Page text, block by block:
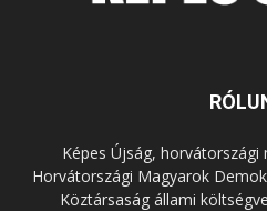
Képes Újság, horvátországi
Horvátországi Magyarok
Köztársaság állami